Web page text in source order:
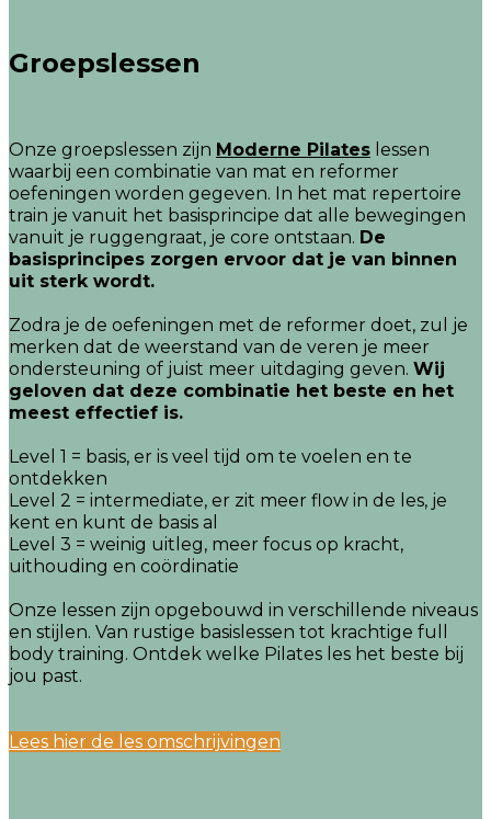
Groepslessen
Onze groepslessen zijn Moderne Pilates lessen
waarbij een combinatie van mat en reformer
oefeningen worden gegeven. In het mat repertoire
train je vanuit het basisprincipe dat alle bewegingen
vanuit je ruggengraat, je core ontstaan. De
basisprincipes zorgen ervoor dat je van binnen
uit sterk wordt.
Zodra je de oefeningen met de reformer doet, zul je
merken dat de weerstand van de veren je meer
ondersteuning of juist meer uitdaging geven. Wij
geloven dat deze combinatie het beste en het
meest effectief is.
Level 1 = basis, er is veel tijd om te voelen en te
ontdekken
Level 2 = intermediate, er zit meer flow in de les, je
kent en kunt de basis al
Level 3 = weinig uitleg, meer focus op kracht,
uithouding en coördinatie
Onze lessen zijn opgebouwd in verschillende niveaus
en stijlen. Van rustige basislessen tot krachtige full
body training. Ontdek welke Pilates les het beste bij
jou past.
Lees hier de les omschrijvingen